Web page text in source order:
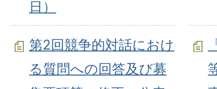
日）
第2回競争的対話におけ
る質問への回答及び募